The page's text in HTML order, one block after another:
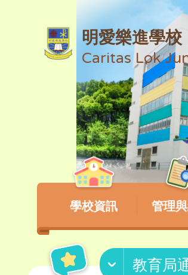
明愛樂進學校
Caritas Lok
學校資訊 管理
教育局